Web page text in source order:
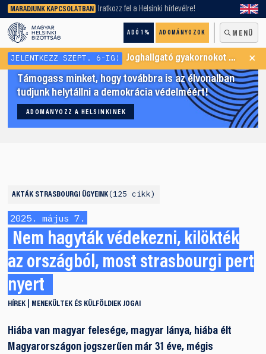
MARADJUNK KAPCSOLATBAN Iratkozz fel a Helsinki hírlevélre!
ADÓ 1% ADOMÁNYOZOK MENÜ
keresőnket!
JELENTKEZZ SZEPT. 6-IG! Joghallgató gyakornokot keresünk Menekültügyi Programunkba ×
Támogass minket, hogy továbbra is az élvonalban
tudjunk helytállni a demokrácia védelméért!
ADOMÁNYOZZ A HELSINKINEK
AKTÁK STRASBOURGI ÜGYEINK 125 cikk
2025. május 7.
Nem hagyták védekezni, kilökték
az országból, most strasbourgi pert
nyert
HÍREK MENEKÜLTEK ÉS KÜLFÖLDIEK JOGAI
Hiába van magyar felesége, magyar lánya, hiába élt
Magyarországon jogszerűen már 31 éve, mégis